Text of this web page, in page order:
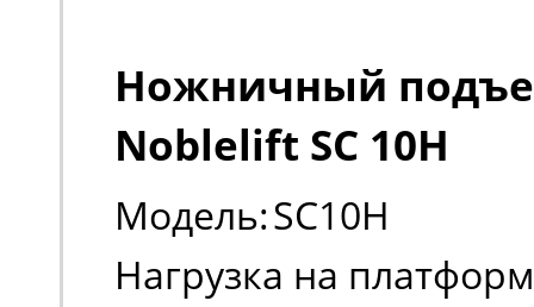
Ножничный
Noblelift SC 10H
Модель:SC10H
Нагрузка на